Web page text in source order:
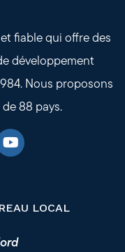
fiable qui offre des
développement
Nous proposons
88 pays.
LOCAL